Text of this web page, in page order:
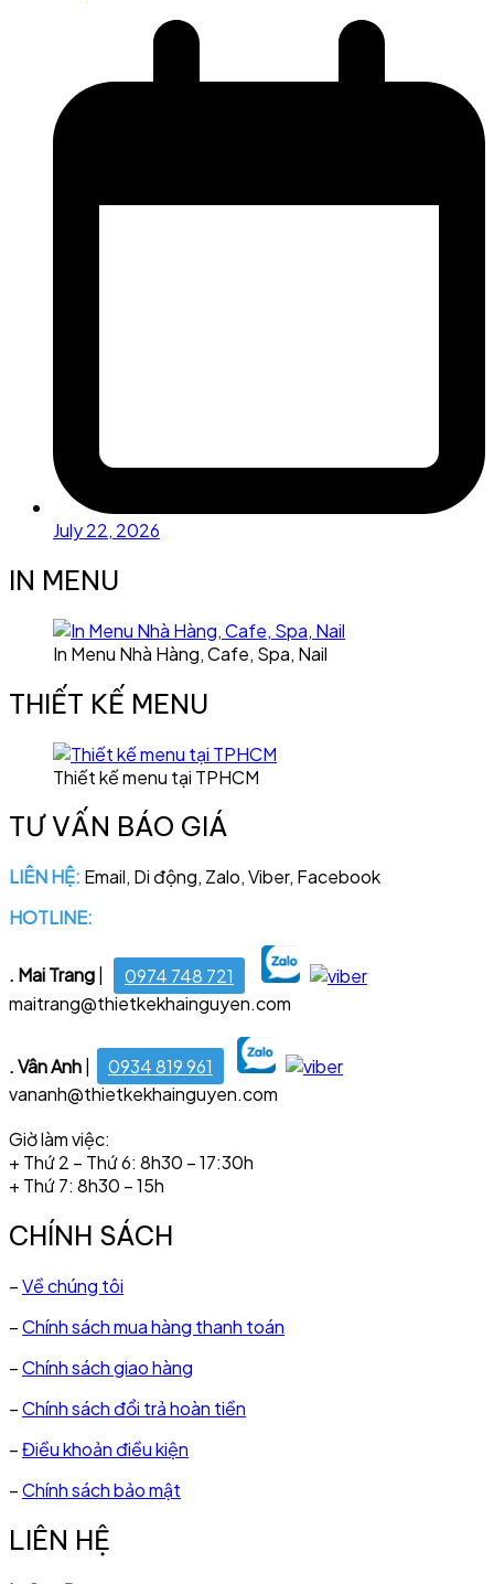
July 22, 2026
IN MENU
In Menu Nhà Hàng, Cafe, Spa, Nail
THIẾT KẾ MENU
Thiết kế menu tại TPHCM
TƯ VẤN BÁO GIÁ
LIÊN HỆ: Email, Di động, Zalo, Viber, Facebook
HOTLINE:
. Mai Trang
0974 748 721
maitrang@thietkekhainguyen.com
. Vân Anh
0934 819 961
vananh@thietkekhainguyen.com
Giờ làm việc:
+ Thứ 2 – Thứ 6: 8h30 – 17:30h
+ Thứ 7: 8h30 – 15h
CHÍNH SÁCH
–Về chúng tôi
–Chính sách mua hàng thanh toán
–Chính sách giao hàng
–Chính sách đổi trả hoàn tiền
–Điều khoản điều kiện
–Chính sách bảo mật
LIÊN HỆ